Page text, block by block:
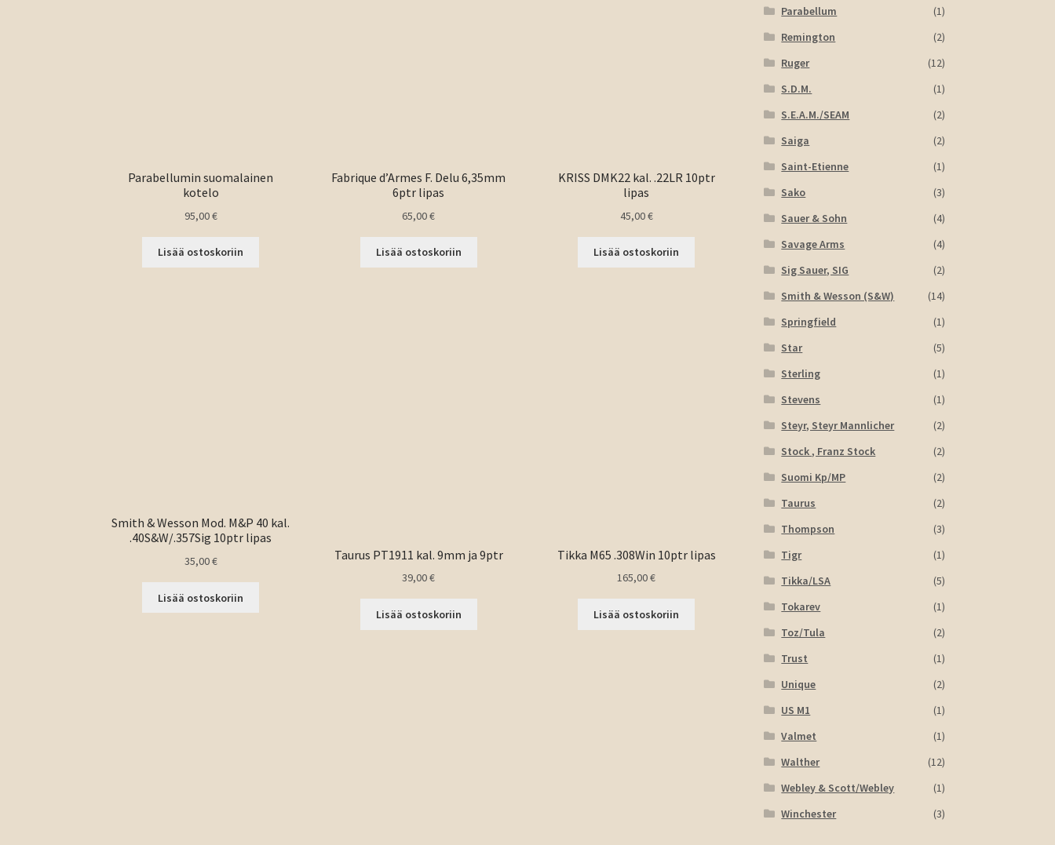
Parabellumin suomalainen
kotelo
95,00€
Lisää ostoskoriin
Fabrique d’Armes F. Delu 6,35mm
6ptr lipas
65,00€
Lisää ostoskoriin
KRISS DMK22 kal. .22LR 10ptr
lipas
45,00€
Lisää ostoskoriin
Smith & Wesson Mod. M&P 40 kal.
.40S&W/.357Sig 10ptr lipas
35,00€
Lisää ostoskoriin
Taurus PT1911 kal. 9mm ja 9ptr
39,00€
Lisää ostoskoriin
Tikka M65 .308Win 10ptr lipas
165,00€
Lisää ostoskoriin
Parabellum
(1)
Remington
(2)
Ruger
(12)
S.D.M.
(1)
S.E.A.M./SEAM
(2)
Saiga
(2)
Saint-Etienne
(1)
Sako
(3)
Sauer & Sohn
(4)
Savage Arms
(4)
Sig Sauer, SIG
(2)
Smith & Wesson (S&W)
(14)
Springfield
(1)
Star
(5)
Sterling
(1)
Stevens
(1)
Steyr, Steyr Mannlicher
(2)
Stock , Franz Stock
(2)
Suomi Kp/MP
(2)
Taurus
(2)
Thompson
(3)
Tigr
(1)
Tikka/LSA
(5)
Tokarev
(1)
Toz/Tula
(2)
Trust
(1)
Unique
(2)
US M1
(1)
Valmet
(1)
Walther
(12)
Webley & Scott/Webley
(1)
Winchester
(3)